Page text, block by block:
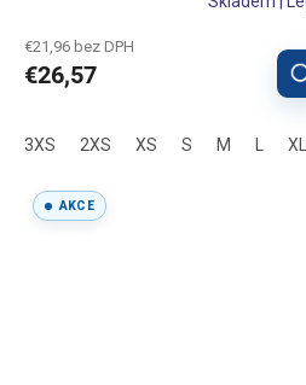
€21,96 bez DPH
€26,57
3XS 2XS XS S M L XL
AKCE